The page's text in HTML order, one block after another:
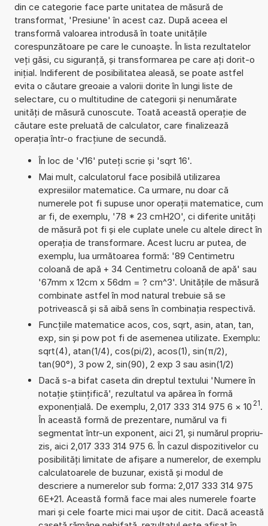
din ce categorie face parte unitatea de măsură de
transformat, 'Presiune' în acest caz. După aceea el
transformă valoarea introdusă în toate unitățile
corespunzătoare pe care le cunoaște. În lista rezultatelor
veți găsi, cu siguranță, și transformarea pe care ați dorit-o
inițial. Indiferent de posibilitatea aleasă, se poate astfel
evita o căutare greoaie a valorii dorite în lungi liste de
selectare, cu o multitudine de categorii și nenumărate
unități de măsură cunoscute. Toată această operație de
căutare este preluată de calculator, care finalizează
operația într-o fracțiune de secundă.
În loc de '√16' puteți scrie și 'sqrt 16'.
Mai mult, calculatorul face posibilă utilizarea
expresiilor matematice. Ca urmare, nu doar că
numerele pot fi supuse unor operații matematice, cum
ar fi, de exemplu, '78 * 23 cmH2O', ci diferite unități
de măsură pot fi și ele cuplate unele cu altele direct în
operația de transformare. Acest lucru ar putea, de
exemplu, lua următoarea formă: '89 Centimetru
coloană de apă + 34 Centimetru coloană de apă' sau
'67mm x 12cm x 56dm = ? cm^3'. Unitățile de măsură
combinate astfel în mod natural trebuie să se
potrivească și să aibă sens în combinația respectivă.
Funcțiile matematice acos, cos, sqrt, asin, atan, tan,
exp, sin și pow pot fi de asemenea utilizate. Exemplu:
sqrt(4), atan(1/4), cos(pi/2), acos(1), sin(π/2),
tan(90°), 3 pow 2, sin(90), 2 exp 3 sau asin(1/2)
Dacă s-a bifat caseta din dreptul textului 'Numere în
notație științifică', rezultatul va apărea în formă
exponențială. De exemplu, 2,017 333 314 975 6 × 10 21.
În această formă de prezentare, numărul va fi
segmentat într-un exponent, aici 21, și numărul propriu-
zis, aici 2,017 333 314 975 6. În cazul dispozitivelor cu
posibilități limitate de afișare a numerelor, de exemplu
calculatoarele de buzunar, există și modul de
descriere a numerelor sub forma: 2,017 333 314 975
6E+21. Această formă face mai ales numerele foarte
mari și cele foarte mici mai ușor de citit. Dacă această